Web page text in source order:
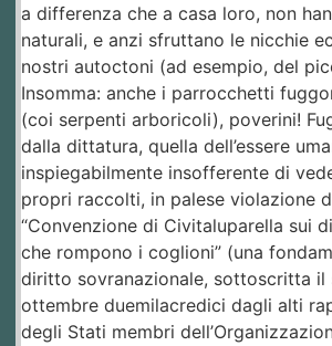
a differenza che a casa loro, non
naturali, e anzi sfruttano le nicchie
nostri autoctoni (ad esempio, del
Insomma: anche i parrocchetti
(coi serpenti arboricoli), poverini!
dalla dittatura, quella dell’essere
inspiegabilmente insofferente di
propri raccolti, in palese violazione
“Convenzione di Civitaluparella sui
che rompono i coglioni” (una
diritto sovranazionale, sottoscritta il
ottembre duemilacredici dagli alti
degli Stati membri